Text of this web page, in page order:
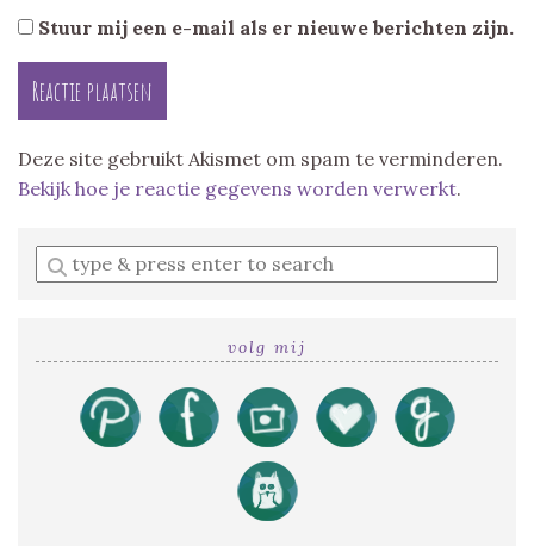
Stuur mij een e-mail als er nieuwe berichten zijn.
Deze site gebruikt Akismet om spam te verminderen.
Bekijk hoe je reactie gegevens worden verwerkt.
Enter
a
volg mij